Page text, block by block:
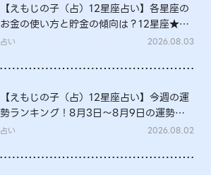
【えもじの子（占）12星座占い】各星座の
お金の使い方と貯金の傾向は？12星座★徹
底解説
占い 2026.08.03
【えもじの子（占）12星座占い】今週の運
勢ランキング！8月3日～8月9日の運勢
は？
占い 2026.08.02